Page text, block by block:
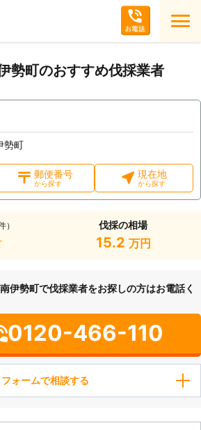
勢町のおすすめ伐採業者
勢町
郵便番号
から探す
現在地
から探す
） 伐採の相場
15.2 万円
伊勢町で伐採業者をお探しの方はお電話く
0120-466-110
フォームで相談する